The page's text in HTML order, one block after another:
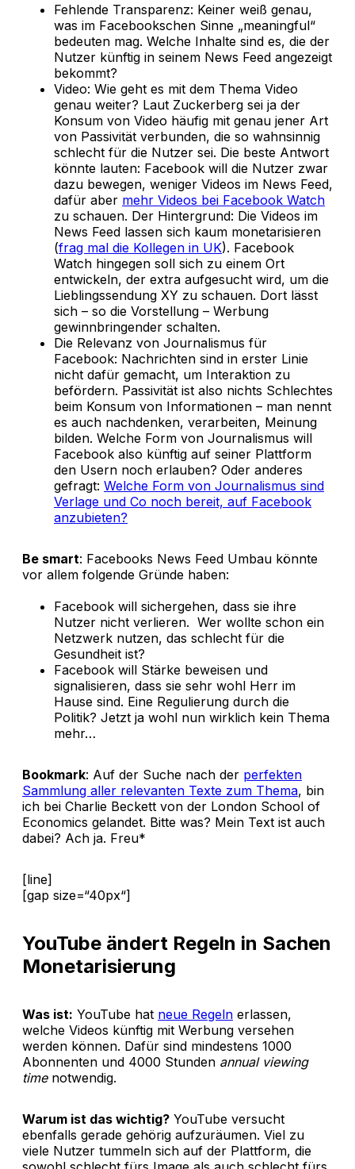
Fehlende Transparenz: Keiner weiß genau,
was im Facebookschen Sinne „meaningful“
bedeuten mag. Welche Inhalte sind es, die der
Nutzer künftig in seinem News Feed angezeigt
bekommt?
Video: Wie geht es mit dem Thema Video
genau weiter? Laut Zuckerberg sei ja der
Konsum von Video häufig mit genau jener Art
von Passivität verbunden, die so wahnsinnig
schlecht für die Nutzer sei. Die beste Antwort
könnte lauten: Facebook will die Nutzer zwar
dazu bewegen, weniger Videos im News Feed,
dafür aber mehr Videos bei Facebook Watch
zu schauen. Der Hintergrund: Die Videos im
News Feed lassen sich kaum monetarisieren
(frag mal die Kollegen in UK). Facebook
Watch hingegen soll sich zu einem Ort
entwickeln, der extra aufgesucht wird, um die
Lieblingssendung XY zu schauen. Dort lässt
sich – so die Vorstellung – Werbung
gewinnbringender schalten.
Die Relevanz von Journalismus für
Facebook: Nachrichten sind in erster Linie
nicht dafür gemacht, um Interaktion zu
befördern. Passivität ist also nichts Schlechtes
beim Konsum von Informationen – man nennt
es auch nachdenken, verarbeiten, Meinung
bilden. Welche Form von Journalismus will
Facebook also künftig auf seiner Plattform
den Usern noch erlauben? Oder anderes
gefragt: Welche Form von Journalismus sind
Verlage und Co noch bereit, auf Facebook
anzubieten?
Be smart: Facebooks News Feed Umbau könnte
vor allem folgende Gründe haben:
Facebook will sichergehen, dass sie ihre
Nutzer nicht verlieren. Wer wollte schon ein
Netzwerk nutzen, das schlecht für die
Gesundheit ist?
Facebook will Stärke beweisen und
signalisieren, dass sie sehr wohl Herr im
Hause sind. Eine Regulierung durch die
Politik? Jetzt ja wohl nun wirklich kein Thema
mehr…
Bookmark: Auf der Suche nach der perfekten
Sammlung aller relevanten Texte zum Thema, bin
ich bei Charlie Beckett von der London School of
Economics gelandet. Bitte was? Mein Text ist auch
dabei? Ach ja. Freu*
[line]
[gap size=“40px“]
YouTube ändert Regeln in Sachen
Monetarisierung
Was ist: YouTube hat neue Regeln erlassen,
welche Videos künftig mit Werbung versehen
werden können. Dafür sind mindestens 1000
Abonnenten und 4000 Stunden annual viewing
timenotwendig.
Warum ist das wichtig? YouTube versucht
ebenfalls gerade gehörig aufzuräumen. Viel zu
viele Nutzer tummeln sich auf der Plattform, die